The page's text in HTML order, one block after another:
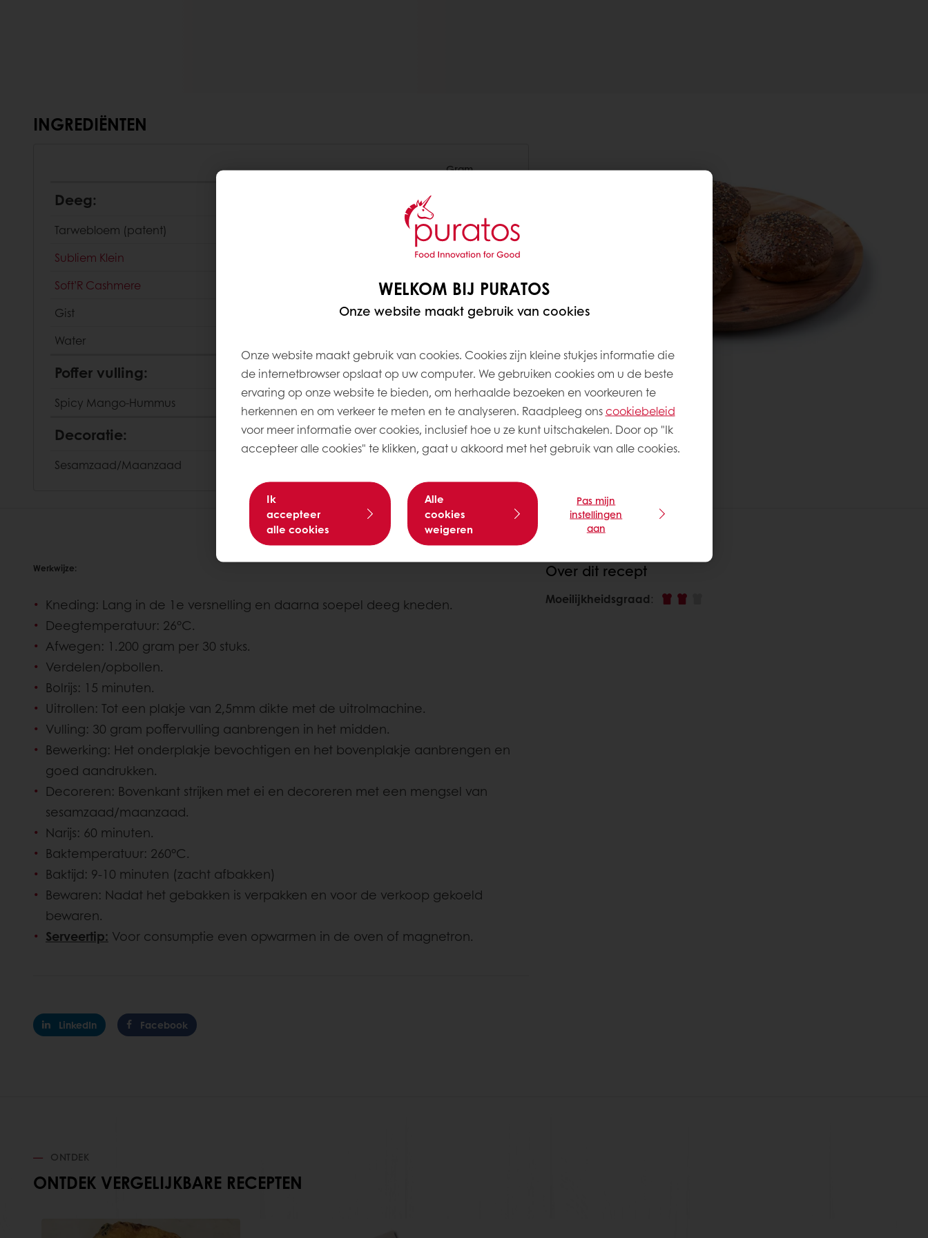
INGREDIËNTEN
Gram
Deeg:
Tarwebloem (patent)
5.000
Subliem Klein
1.000
Soft’R Cashmere
500
Gist
500
Water
Poffer vulling:
Spicy Mango-Hummus
Decoratie:
Sesamzaad/Maanzaad
Werkwijze:
Kneding: Lang in de 1e versnelling en daarna soepel deeg kneden.
Deegtemperatuur: 26°C.
Afwegen: 1.200 gram per 30 stuks.
Verdelen/opbollen.
Bolrijs: 15 minuten.
Uitrollen: Tot een plakje van 2,5mm dikte met de uitrolmachine.
Vulling: 30 gram poffervulling aanbrengen in het midden.
Bewerking: Het onderplakje bevochtigen en het bovenplakje aanbrengen en
goed aandrukken.
Decoreren: Bovenkant strijken met ei en decoreren met een mengsel van
sesamzaad/maanzaad.
Narijs: 60 minuten.
Baktemperatuur: 260°C.
Baktijd: 9-10 minuten (zacht afbakken)
Bewaren: Nadat het gebakken is verpakken en voor de verkoop gekoeld
bewaren.
Serveertip: Voor consumptie even opwarmen in de oven of magnetron.
LinkedIn Facebook
Over dit recept
Moeilijkheidsgraad:
ONTDEK
ONTDEK VERGELIJKBARE RECEPTEN
WELKOM BIJ PURATOS
Onze website maakt gebruik van cookies
Onze website maakt gebruik van cookies. Cookies zijn kleine stukjes informatie die
de internetbrowser opslaat op uw computer. We gebruiken cookies om u de beste
ervaring op onze website te bieden, om herhaalde bezoeken en voorkeuren te
herkennen en om verkeer te meten en te analyseren. Raadpleeg onscookiebeleid
voor meer informatie over cookies, inclusief hoe u ze kunt uitschakelen. Door op "Ik
accepteer alle cookies" te klikken, gaat u akkoord met het gebruik van alle cookies.
Ik
accepteer
alle cookies
Alle
cookies
weigeren
Pas mijn
instellingen
aan